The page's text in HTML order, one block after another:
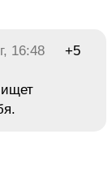
16:48 +5